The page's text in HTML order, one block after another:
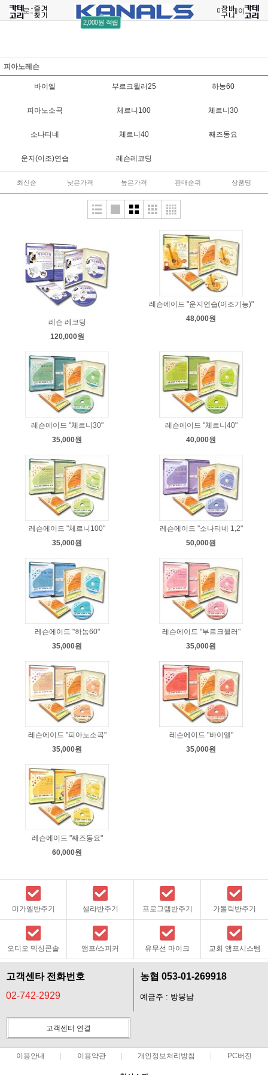
로그인 회원가입
2,000원 적립
주문조회 마이페이지
피아노레슨
바이엘 부르크뮐러25 하농60
피아노소곡 체르니100 체르니30
소나티네 체르니40 째즈동요
운지(이조)연습 레슨레코딩
최신순 낮은가격 높은가격 판매순위 상품명
레슨 레코딩
120,000원
레슨에이드 "운지연습(이조기능)"
48,000원
레슨에이드 "체르니30"
35,000원
레슨에이드 "체르니40"
40,000원
레슨에이드 "체르니100"
35,000원
레슨에이드 "소나티네 1,2"
50,000원
레슨에이드 "하농60"
35,000원
레슨에이드 "부르크뮐러"
35,000원
레슨에이드 "피아노소곡"
35,000원
레슨에이드 "바이엘"
35,000원
레슨에이드 "째즈동요"
60,000원
미가엘반주기 셀라반주기 프로그램반주기 가톨릭반주기
오디오 믹싱콘솔 앰프/스피커 유무선 마이크 교회 앰프시스템
고객센타 전화번호
02-742-2929
농협 053-01-269918
예금주 : 방봉남
고객센터 연결
이용안내 이용약관 개인정보처리방침 PC버전